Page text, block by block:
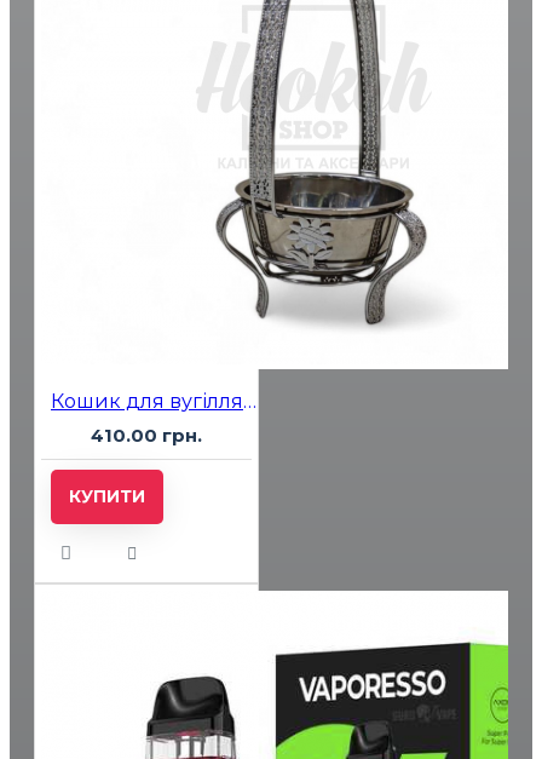
Кошик для вугілля Silver Соняшник
410.00 грн.
КУПИТИ